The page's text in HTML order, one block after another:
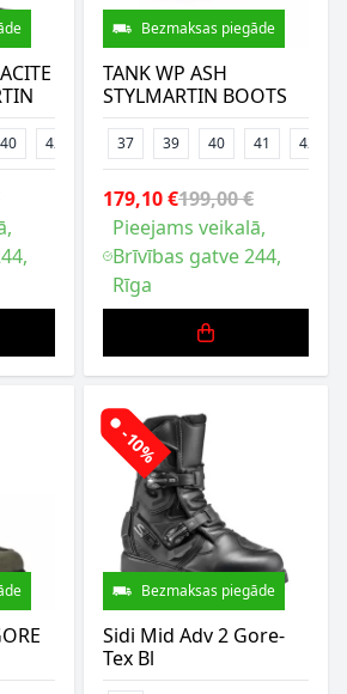
40 42
Bezmaksas piegāde
TANK WP ASH
STYLMARTIN BOOTS
37 39 40 41 42
179,10 €199,00 €
Pieejams veikalā,
Brīvības gatve 244,
Rīga
-10%
Bezmaksas piegāde
Sidi Mid Adv 2 Gore-
Tex Bl